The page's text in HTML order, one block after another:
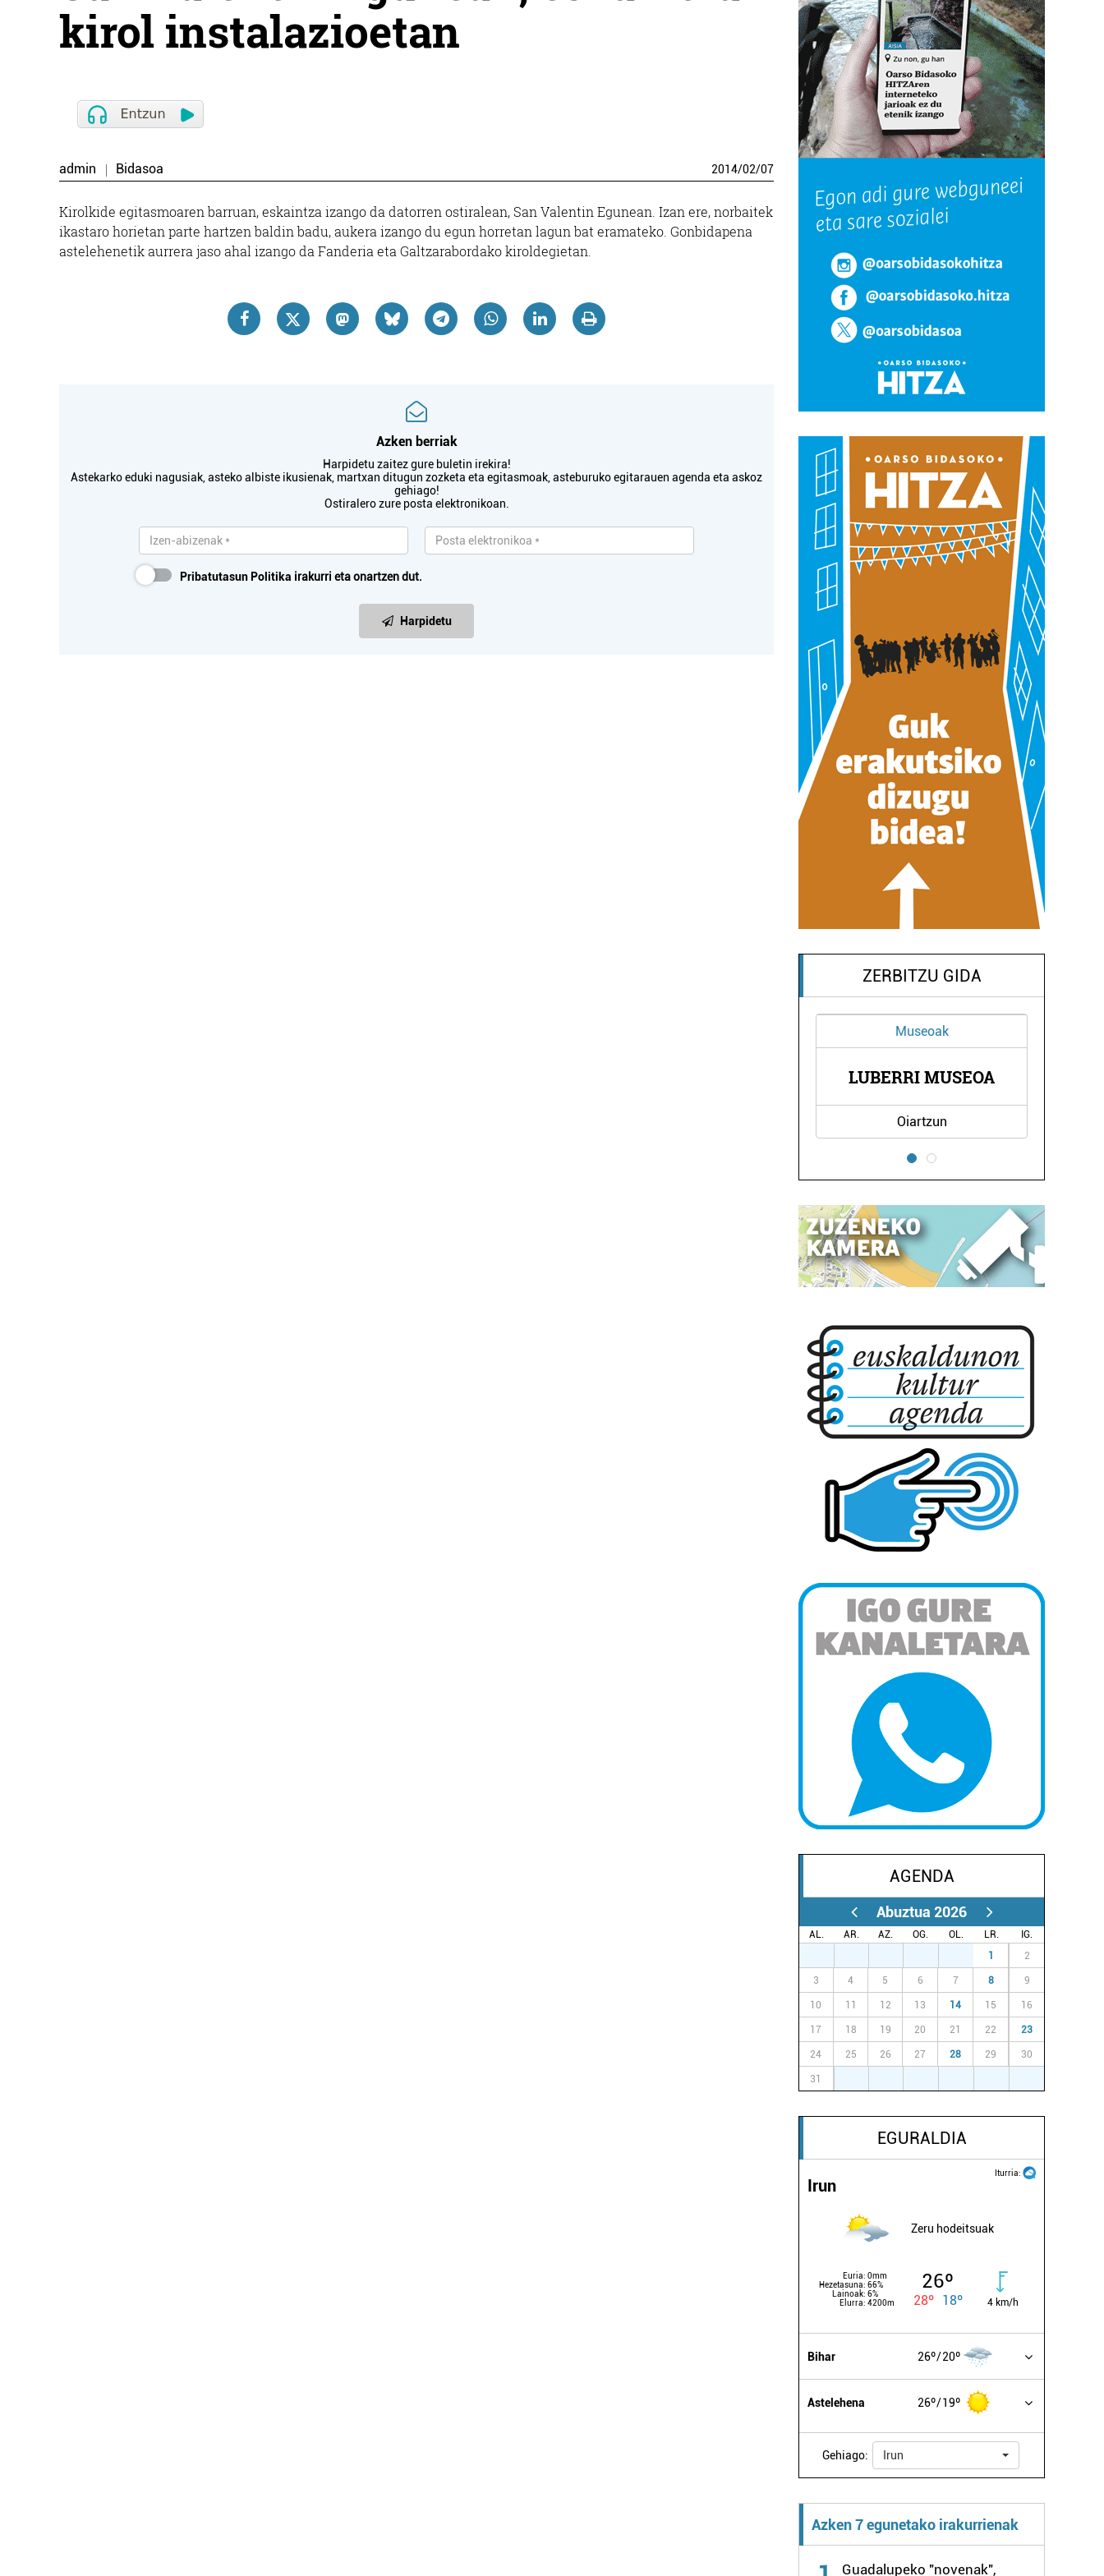
kirol instalazioetan
admin Bidasoa 2014/02/07
Kirolkide egitasmoaren barruan, eskaintza izango da datorren ostiralean, San Valentin Egunean. Izan ere, norbaitek
ikastaro horietan parte hartzen baldin badu, aukera izango du egun horretan lagun bat eramateko. Gonbidapena
astelehenetik aurrera jaso ahal izango da Fanderia eta Galtzarabordako kiroldegietan.
Azken berriak
Harpidetu zaitez gure buletin irekira!
Astekarko eduki nagusiak, asteko albiste ikusienak, martxan ditugun zozketa eta egitasmoak, asteburuko egitarauen agenda eta askoz
gehiago!
Ostiralero zure posta elektronikoan.
Pribatutasun Politika irakurri eta onartzen dut.
Harpidetu
ZERBITZU GIDA
Museoak
LUBERRI MUSEOA
Oiartzun
AGENDA
Abuztua 2026
AL. AR. AZ. OG. OL. LR.
IG.
1 2
3 4 5 6 7 8 9
10 11 12 13 14 15 16
17 18 19 20 21 22 23
24 25 26 27 28 29 30
31
EGURALDIA
Iturria:
Irun
Zeru hodeitsuak
Euria: 0mm
Hezetasuna: 66%
Lainoak: 6%
Elurra: 4200m
26º
28º 18º 4 km/h
Bihar 26º 20º
Astelehena 26º 19º
Gehiago: Irun
Azken 7 egunetako irakurrienak
Guadalupeko "novenak",